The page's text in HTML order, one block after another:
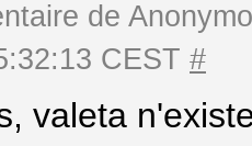
de
CEST #
valeta